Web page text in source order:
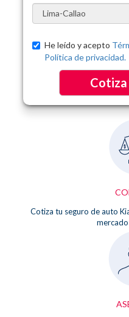
He leído y acepto
Política de privacidad.
Cotiza tu seguro de auto